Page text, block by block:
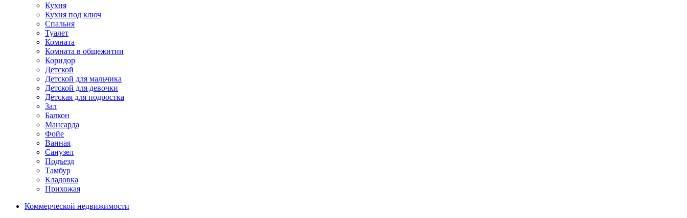
Кухня
Кухня под ключ
Спальня
Туалет
Комната
Комната в общежитии
Коридор
Детской
Детской для мальчика
Детской для девочки
Детская для подростка
Зал
Балкон
Мансарда
Фойе
Ванная
Санузел
Подъезд
Тамбур
Кладовка
Прихожая
Коммерческой недвижимости